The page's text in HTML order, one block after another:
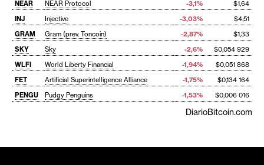
NEAR NEAR Protocol -3,1%
$1,64
INJ
Injective -3,03%
$4,51
GRAM
Gram (prev. Toncoin) -2,87%
$1,33
SKY
Sky -2,6%
$0,054 929
WLFI
World Liberty Financial -1,94%
$0,051 868
FET
Artificial Superintelligence Alliance -1,75%
$0,134 164
PENGU
Pudgy Penguins -1,53% $0,006 016
DiarioBitcoin.com